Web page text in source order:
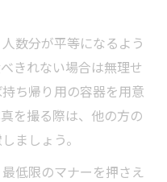
数分が平等になるよう
きれない場合は無理せ
ち帰り用の容器を用意
を撮る際は、他の方の
ましょう。
低限のマナーを押さえ